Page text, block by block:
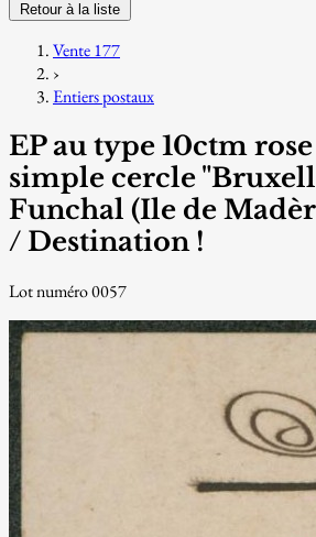
Retour à la liste
Vente 177
›
Entiers postaux
EP au type 10ctm
simple cercle
Funchal (Ile de
/ Destination !
Lot numéro 0057